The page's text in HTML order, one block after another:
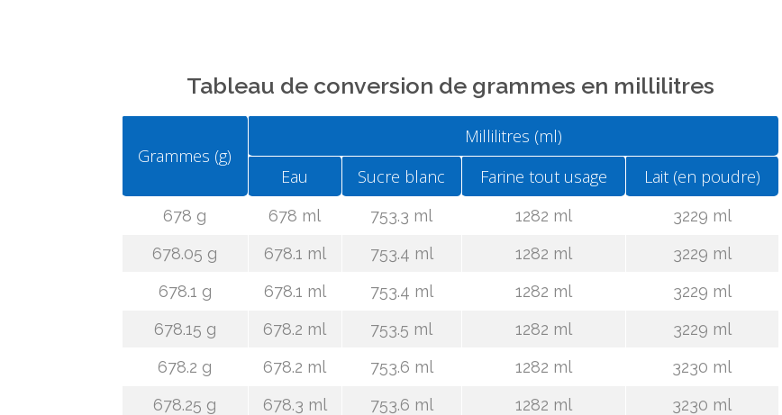
Tableau de conversion de grammes en millilitres
Grammes (g)
Millilitres (ml)
Eau
Sucre blanc Farine tout usage Lait (en poudre)
678 g 678 ml 753.3 ml 1282 ml
3229 ml
678.05 g
678.1 ml 753.4 ml 1282 ml
3229 ml
678.1 g
678.1 ml 753.4 ml 1282 ml
3229 ml
678.15 g
678.2 ml 753.5 ml 1282 ml
3229 ml
678.2 g
678.2 ml 753.6 ml 1282 ml
3230 ml
678.25 g
678.3 ml 753.6 ml 1282 ml
3230 ml